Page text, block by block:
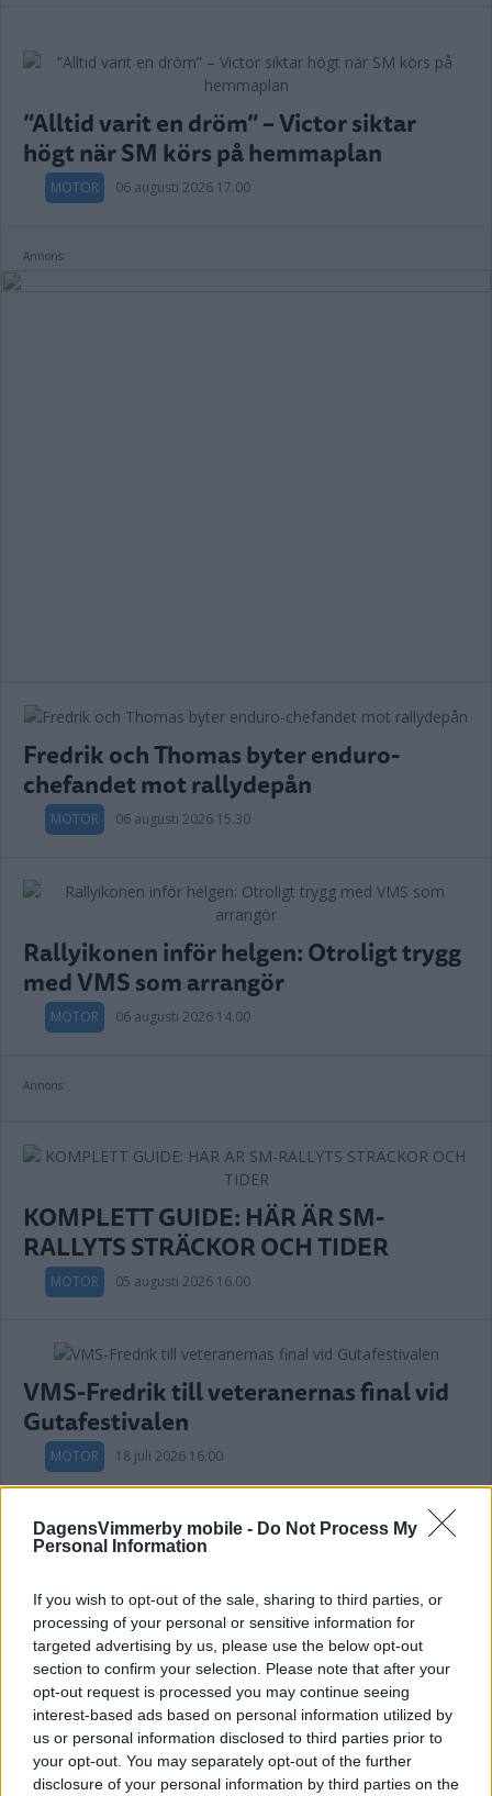
DagensVimmerby mobile - Do Not Process My
Personal Information
If you wish to opt-out of the sale, sharing to third parties, or
processing of your personal or sensitive information for
targeted advertising by us, please use the below opt-out
section to confirm your selection. Please note that after your
opt-out request is processed you may continue seeing
interest-based ads based on personal information utilized by
us or personal information disclosed to third parties prior to
your opt-out. You may separately opt-out of the further
disclosure of your personal information by third parties on the
”Alltid varit en dröm” – Victor siktar
högt när SM körs på hemmaplan
MOTOR 06 augusti 2026 17.00
Annons:
Fredrik och Thomas byter enduro-
chefandet mot rallydepån
MOTOR 06 augusti 2026 15.30
Rallyikonen inför helgen: Otroligt trygg
med VMS som arrangör
MOTOR 06 augusti 2026 14.00
Annons:
KOMPLETT GUIDE: HÄR ÄR SM-
RALLYTS STRÄCKOR OCH TIDER
MOTOR 05 augusti 2026 16.00
VMS-Fredrik till veteranernas final vid
Gutafestivalen
MOTOR 18 juli 2026 16.00
Annons:
EXTRA
RALLY-SM BLIR AV SOM PLANERAT –
NYTT TILLSTÅND PÅ VÄG